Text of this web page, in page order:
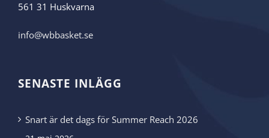
561 31 Huskvarna
info@wbbasket.se
SENASTE INLÄGG
Snart är det dags för Summer Reach 2026